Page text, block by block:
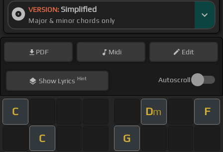
VERSION: Simplified
Major & minor chords only
PDF Midi Edit
ShowLyrics Hint Autoscroll
C Dm F
C G